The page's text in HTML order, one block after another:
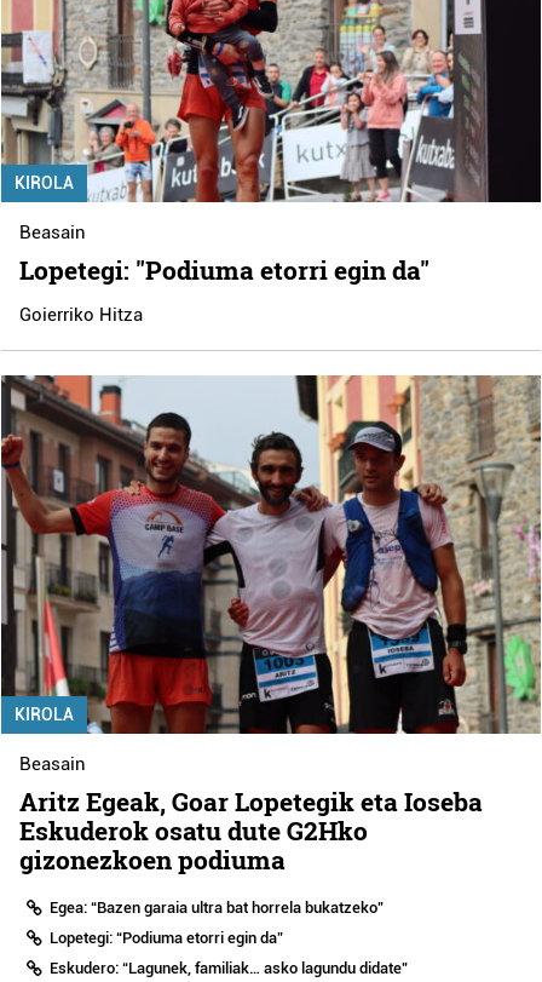
KIROLA
Beasain
Lopetegi: "Podiuma etorri egin da"
Goierriko Hitza
KIROLA
Beasain
Aritz Egeak, Goar Lopetegik eta Ioseba
Eskuderok osatu dute G2Hko
gizonezkoen podiuma
Egea: “Bazen garaia ultra bat horrela bukatzeko”
Lopetegi: “Podiuma etorri egin da”
Eskudero: “Lagunek, familiak… asko lagundu didate”